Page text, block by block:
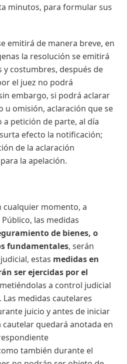
minutos, para formular sus
emitirá de manera breve, en
la resolución se emitirá
y costumbres, después de
el juez no podrá
embargo, si podrá aclarar
u omisión, aclaración que se
petición de parte, al día
efecto la notificación;
de la aclaración
la apelación.
cualquier momento, a
las medidas
de bienes, o
fundamentales, serán
estas medidas en
ser ejercidas por el
a control judicial
medidas cautelares
juicio y antes de iniciar
cautelar quedará anotada en
también durante el